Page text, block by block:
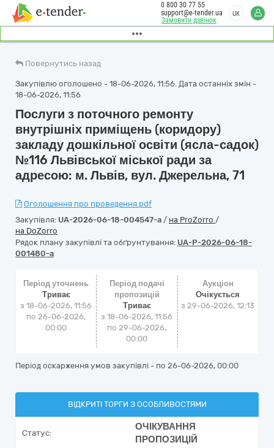
Замовити дзвінок
0 800 30 77 55
support@e-tender.ua
UK
Повернутись назад
Закупівлю оголошено - 18-06-2026, 11:56. Дата останніх змін -
18-06-2026, 11:56
Послуги з поточного ремонту
внутрішніх приміщень (коридору)
закладу дошкільної освіти (ясла-садок)
№116 Львівської міської ради за
адресою: м. Львів, вул. Джерельна, 71
Оголошення про проведення.pdf
Закупівля: UA-2026-06-18-004547-a / на ProZorro /
на DoZorro
Рядок плану закупівлі та обґрунтування: UA-P-2026-06-18-
001480-a
Період уточнень
Триває
з 18-06-2026, 11:56
по 26-06-2026,
00:00
Період подачі
пропозицій
Триває
з 18-06-2026, 11:56
по 29-06-2026,
00:00
Аукціон
Очікується
з29-06-2026, 12:13
Період оскарження умов закупівлі - по 26-06-2026, 00:00
ВІДКРИТІ ТОРГИ З ОСОБЛИВОСТЯМИ
Статус:
ОЧІКУВАННЯ
ПРОПОЗИЦІЙ